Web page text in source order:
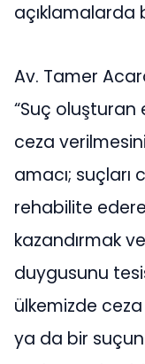
açıklamalarda
Av. Tamer
“Suç oluşturan
ceza
amacı; suçları
rehabilite
kazandırmak
duygusunu
ülkemizde
ya da bir